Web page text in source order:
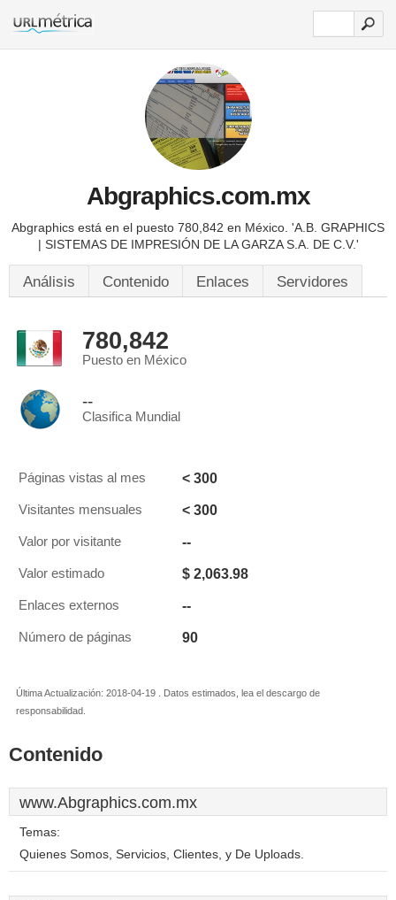
Abgraphics.com.mx
Abgraphics está en el puesto 780,842 en México. 'A.B. GRAPHICS
| SISTEMAS DE IMPRESIÓN DE LA GARZA S.A. DE C.V.'
Análisis Contenido Enlaces Servidores
780,842
Puesto en México
--
Clasifica Mundial
Páginas vistas al mes < 300
Visitantes mensuales < 300
Valor por visitante --
Valor estimado $ 2,063.98
Enlaces externos --
Número de páginas 90
Última Actualización: 2018-04-19 . Datos estimados, lea el descargo de
responsabilidad.
Contenido
www.Abgraphics.com.mx
Temas:
Quienes Somos, Servicios, Clientes, y De Uploads.